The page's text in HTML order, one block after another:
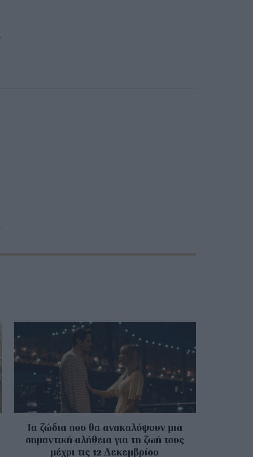
Τα ζώδια που θα ανακαλύψουν μια
σημαντική αλήθεια για τη ζωή τους
μέχρι τις 12 Δεκεμβρίου